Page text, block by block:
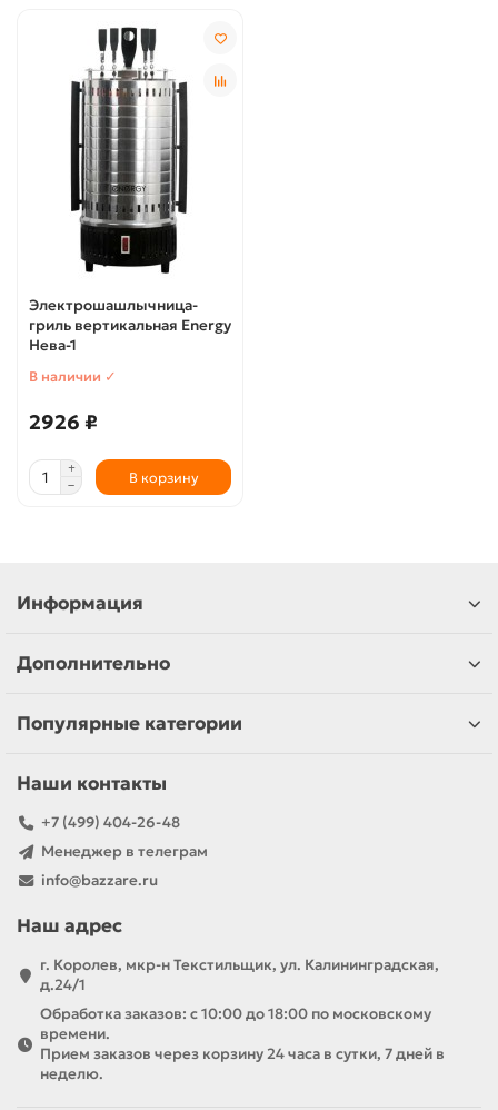
Электрошашлычница-
гриль вертикальная Energy
Нева-1
В наличии ✓
2926 ₽
В корзину
Информация
Дополнительно
Популярные категории
Наши контакты
+7 (499) 404-26-48
Менеджер в телеграм
info@bazzare.ru
Наш адрес
г. Королев, мкр-н Текстильщик, ул. Калининградская,
д.24/1
Обработка заказов: с 10:00 до 18:00 по московскому
времени.
Прием заказов через корзину 24 часа в сутки, 7 дней в
неделю.